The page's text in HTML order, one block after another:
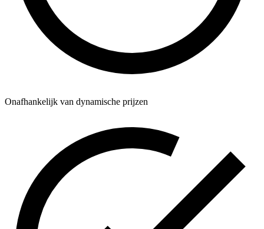
Onafhankelijk van dynamische prijzen